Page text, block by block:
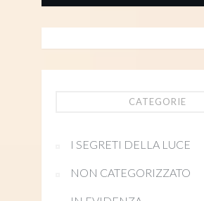
CATEGORIE
I SEGRETI DELLA LUCE
NON CATEGORIZZATO